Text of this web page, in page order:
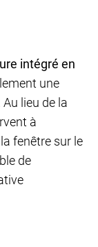
intégré en
une
lieu de la
à
fenêtre sur le
de